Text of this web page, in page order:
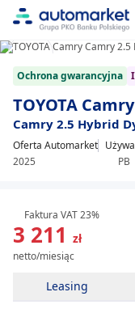
1/25
Ochrona gwarancyjna
TOYOTA Camry
Camry 2.5 Hybrid
Oferta Automarket
2025
PB
3 211 zł
netto/miesiąc
Faktura VAT 23%
Leasing